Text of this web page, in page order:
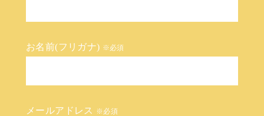
お名前(フリガナ) ※必須
メールアドレス ※必須